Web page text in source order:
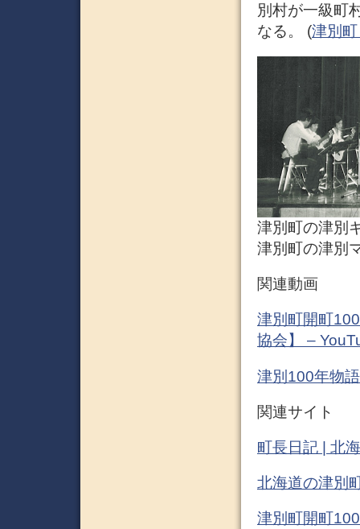
別村が一級町
なる。 (津別
津別町の津別
津別町の津別
関連動画
津別町開町
協会】 –
津別100年物
関連サイト
町長日記 | 北
北海道の津別
津別町開町